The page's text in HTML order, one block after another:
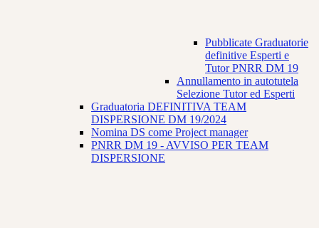
Pubblicate Graduatorie
definitive Esperti e
Tutor PNRR DM 19
Annullamento in autotutela
Selezione Tutor ed Esperti
Graduatoria DEFINITIVA TEAM
DISPERSIONE DM 19/2024
Nomina DS come Project manager
PNRR DM 19 - AVVISO PER TEAM
DISPERSIONE